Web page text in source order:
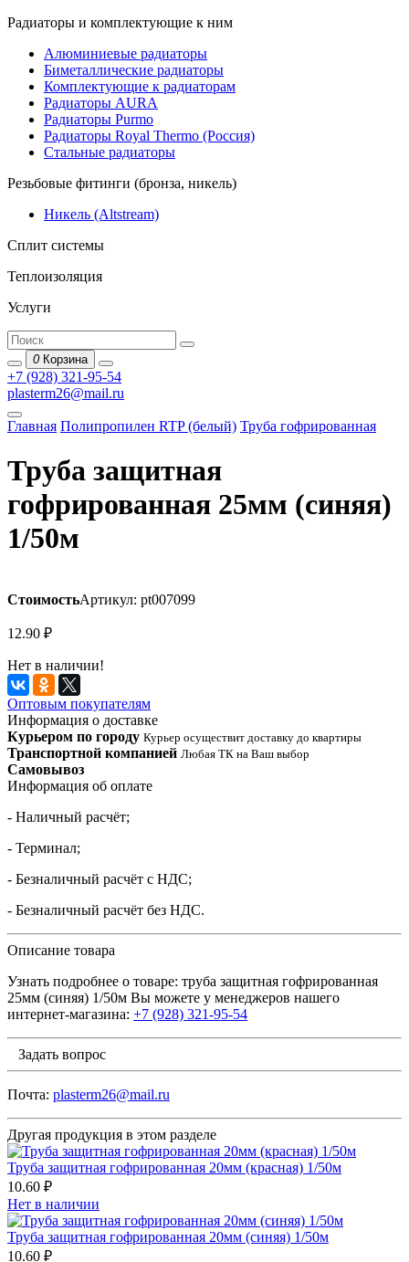
Радиаторы и комплектующие к ним
Алюминиевые радиаторы
Биметаллические радиаторы
Комплектующие к радиаторам
Радиаторы AURA
Радиаторы Purmo
Радиаторы Royal Thermo (Россия)
Стальные радиаторы
Резьбовые фитинги (бронза, никель)
Никель (Altstream)
Сплит системы
Теплоизоляция
Услуги
0 Корзина
+7 (928) 321-95-54
plasterm26@mail.ru
Главная Полипропилен RTP (белый) Труба гофрированная
Труба защитная
гофрированная 25мм (синяя)
1/50м
СтоимостьАртикул: pt007099
12.90 ₽
Нет в наличии!
Оптовым покупателям
Информация о доставке
Курьером по городу Курьер осуществит доставку до квартиры
Транспортной компанией Любая ТК на Ваш выбор
Самовывоз
Информация об оплате
- Наличный расчёт;
- Терминал;
- Безналичный расчёт с НДС;
- Безналичный расчёт без НДС.
Описание товара
Узнать подробнее о товаре: труба защитная гофрированная
25мм (синяя) 1/50м Вы можете у менеджеров нашего
интернет-магазина: +7 (928) 321-95-54
Задать вопрос
Почта: plasterm26@mail.ru
Другая продукция в этом разделе
Труба защитная гофрированная 20мм (красная) 1/50м
10.60 ₽
Нет в наличии
Труба защитная гофрированная 20мм (синяя) 1/50м
10.60 ₽